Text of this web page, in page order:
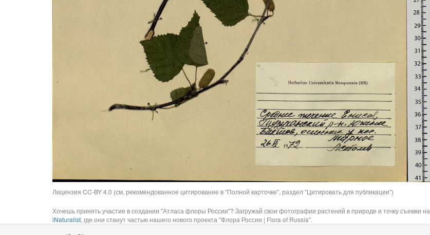
Лицензия CC-BY 4.0 (см. рекомендованное цитирование в "Полной карточке", раздел "Цитировать для публикации")
Хочешь принять участие в создании "Атласа флоры России"? Загружай свои фотографии растений в природе и точку съемки на
iNaturalist, где они станут частью нашего нового проекта "Флора России | Flora of Russia".